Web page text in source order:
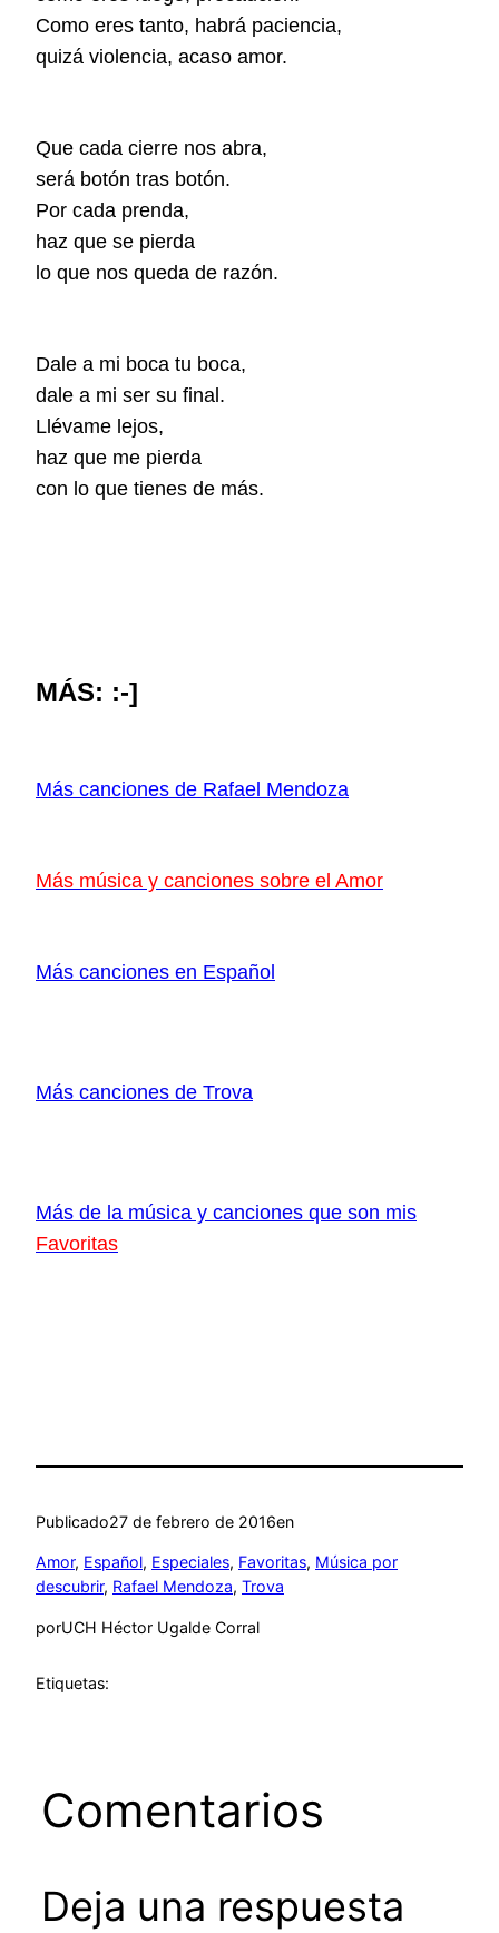
Como eres tanto, habrá paciencia,
quizá violencia, acaso amor.
Que cada cierre nos abra,
será botón tras botón.
Por cada prenda,
haz que se pierda
lo que nos queda de razón.
Dale a mi boca tu boca,
dale a mi ser su final.
Llévame lejos,
haz que me pierda
con lo que tienes de más.
MÁS: :-]
Más canciones de Rafael Mendoza
Más música y canciones sobre el Amor
Más canciones en Español
Más canciones de Trova
Más de la música y canciones que son mis
Favoritas
Publicado27 de febrero de 2016en
Amor, Español, Especiales, Favoritas, Música por
descubrir, Rafael Mendoza, Trova
porUCH Héctor Ugalde Corral
Etiquetas:
Comentarios
Deja una respuesta